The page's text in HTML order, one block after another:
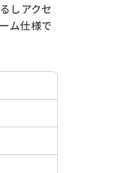
しアクセ
ム仕様で